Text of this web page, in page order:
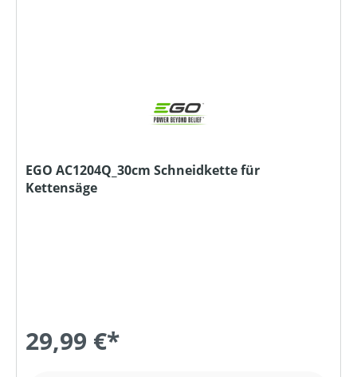
EGO AC1204Q_30cm Schneidkette für
Kettensäge
29,99 €*